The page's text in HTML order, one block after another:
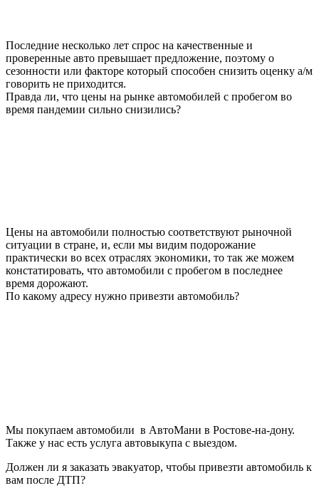
Последние несколько лет спрос на качественные и
проверенные авто превышает предложение, поэтому о
сезонности или факторе который способен снизить оценку а/м
говорить не приходится.
Правда ли, что цены на рынке автомобилей с пробегом во
время пандемии сильно снизились?
Цены на автомобили полностью соответствуют рыночной
ситуации в стране, и, если мы видим подорожание
практически во всех отраслях экономики, то так же можем
констатировать, что автомобили с пробегом в последнее
время дорожают.
По какому адресу нужно привезти автомобиль?
Мы покупаем автомобили в АвтоМани в Ростове-на-дону.
Также у нас есть услуга автовыкупа с выездом.
Должен ли я заказать эвакуатор, чтобы привезти автомобиль к
вам после ДТП?